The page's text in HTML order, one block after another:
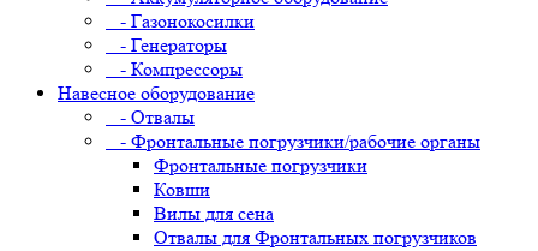
- Газонокосилки
- Генераторы
- Компрессоры
Навесное оборудование
- Отвалы
- Фронтальные погрузчики/рабочие органы
Фронтальные погрузчики
Ковши
Вилы для сена
Отвалы для Фронтальных погрузчиков